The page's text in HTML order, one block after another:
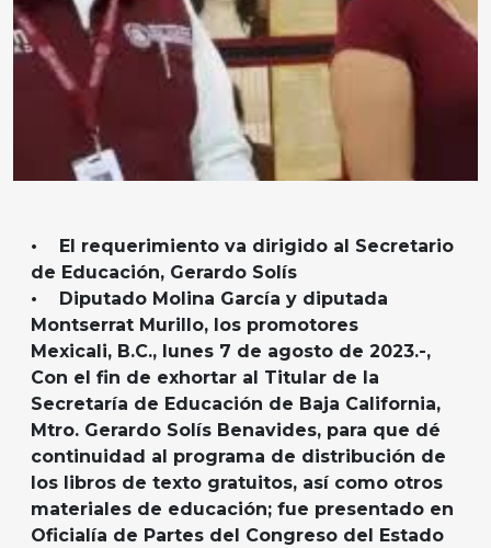
• El requerimiento va dirigido al Secretario
de Educación, Gerardo Solís
• Diputado Molina García y diputada
Montserrat Murillo, los promotores
Mexicali, B.C., lunes 7 de agosto de 2023.-,
Con el fin de exhortar al Titular de la
Secretaría de Educación de Baja California,
Mtro. Gerardo Solís Benavides, para que dé
continuidad al programa de distribución de
los libros de texto gratuitos, así como otros
materiales de educación; fue presentado en
Oficialía de Partes del Congreso del Estado